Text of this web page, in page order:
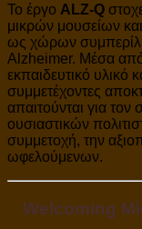
Το έργο ALZ-Q
μικρών μουσείων
ως χώρων
Alzheimer. Μέσα από
εκπαιδευτικό υλικό
συμμετέχοντες
απαιτούνται για
ουσιαστικών
συμμετοχή, την
ωφελούμενων.
Welcoming